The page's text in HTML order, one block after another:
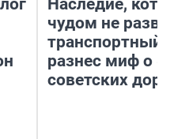
Наследие,
чудом не
транспортный
разнес миф о
советских